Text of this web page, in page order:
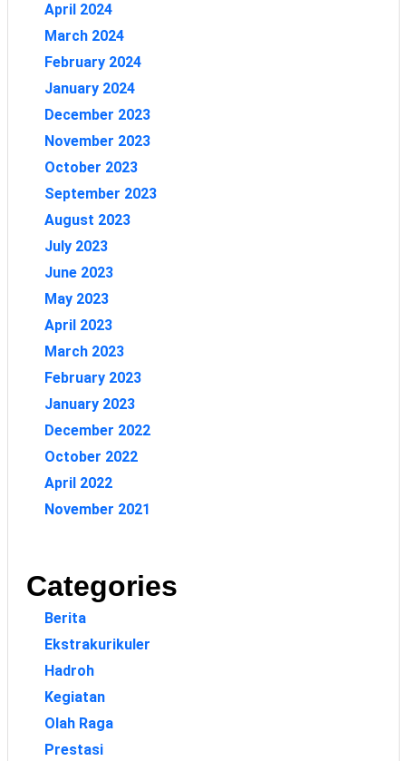
April 2024
March 2024
February 2024
January 2024
December 2023
November 2023
October 2023
September 2023
August 2023
July 2023
June 2023
May 2023
April 2023
March 2023
February 2023
January 2023
December 2022
October 2022
April 2022
November 2021
Categories
Berita
Ekstrakurikuler
Hadroh
Kegiatan
Olah Raga
Prestasi